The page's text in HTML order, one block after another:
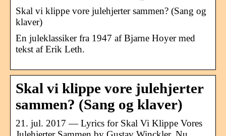
Skal vi klippe vore julehjerter sammen? (Sang og
klaver)
En juleklassiker fra 1947 af Bjarne Hoyer med
tekst af Erik Leth.
Skal vi klippe vore julehjerter
sammen? (Sang og klaver)
21. jul. 2017 — Lyrics for Skal Vi Klippe Vores